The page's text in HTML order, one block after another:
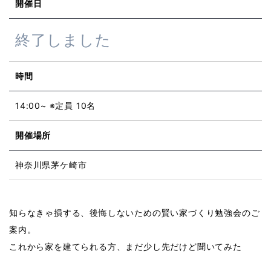
開催日
終了しました
時間
14:00~ ※定員 10名
開催場所
神奈川県茅ケ崎市
知らなきゃ損する、後悔しないための賢い家づくり勉強会のご
案内。
これから家を建てられる方、まだ少し先だけど聞いてみた